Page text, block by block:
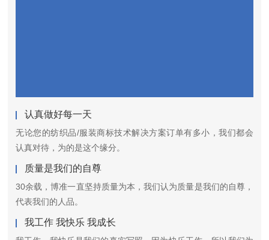
认真做好每一天
无论您的纺织品/服装商标技术解决方案订单有多小，我们都会
认真对待，为的是这个缘分。
质量是我们的自尊